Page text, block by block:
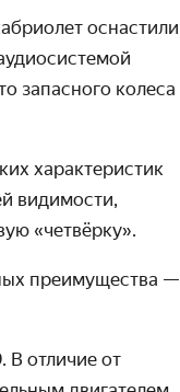
оснастили
запасного колеса
характеристик
видимости,
«четвёрку».
преимущества —
отличие от